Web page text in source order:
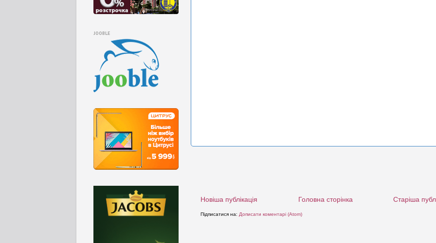
Новіша публікація Старіша
Головна сторінка
Підписатися на: Дописати коментарі (Atom)
JOOBLE